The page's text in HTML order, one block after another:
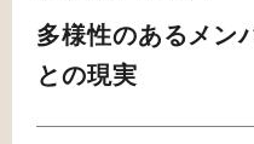
多様性のあるメン
との現実